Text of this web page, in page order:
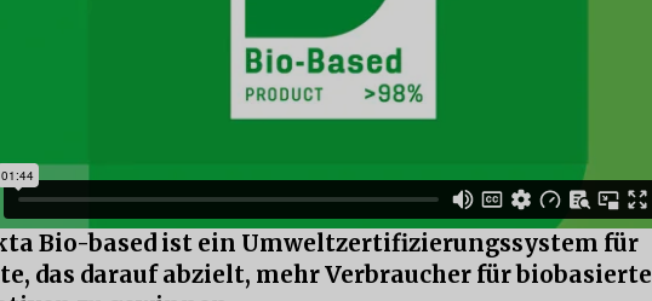
Bio-based ist ein Umweltzertifizierungssystem für
das darauf abzielt, mehr Verbraucher für biobasierte